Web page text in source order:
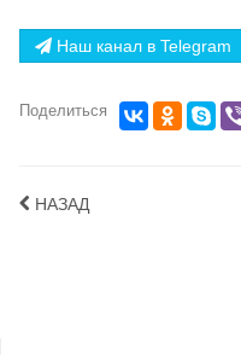
Наш канал в Telegram
Поделиться
НАЗАД